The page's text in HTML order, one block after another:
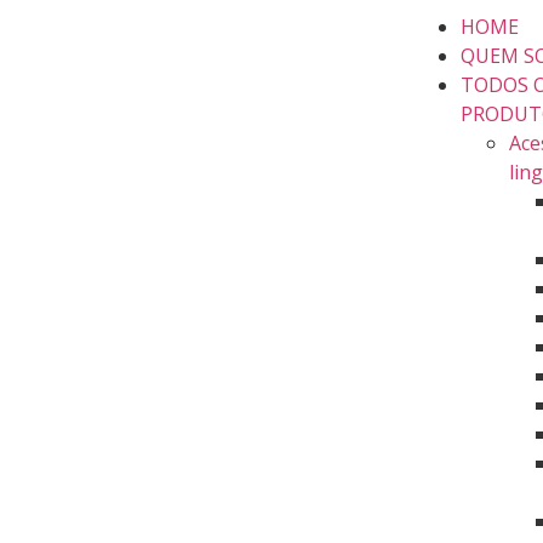
HOME
QUEM
TODOS